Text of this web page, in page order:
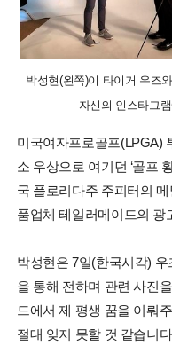
박성현(왼쪽)이 타이거 우즈
자신의 인스타그
미국여자프로골프(LPGA)
소 우상으로 여기던 ‘골프
국 플로리다주 주피터의
품업체 테일러메이드의 광
박성현은 7일(한국시각)
을 통해 전하며 관련 사진
드에서 제 평생 꿈을 이뤄
절대 잊지 못할 것 같습니